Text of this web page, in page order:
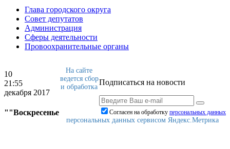
Глава городского округа
Совет депутатов
Администрация
Сферы деятельности
Провоохранительные органы
10
21:55
декабря 2017
""Воскресенье
Подписаться на новости
Согласен на обработку персональныx данных
На сайте
ведется сбор
и обработка
персональных данных сервисом Яндекс.Метрика